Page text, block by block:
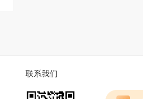
联系我们